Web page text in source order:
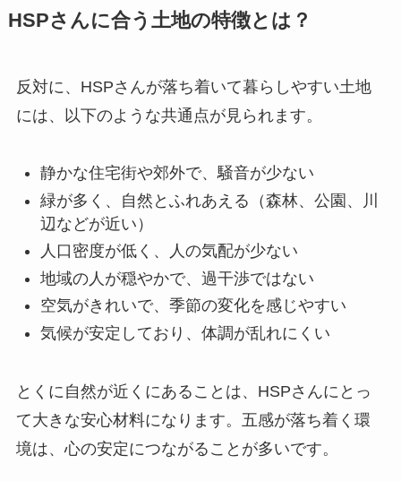
HSPさんに合う土地の特徴とは？
反対に、HSPさんが落ち着いて暮らしやすい土地
には、以下のような共通点が見られます。
静かな住宅街や郊外で、騒音が少ない
緑が多く、自然とふれあえる（森林、公園、川
辺などが近い）
人口密度が低く、人の気配が少ない
地域の人が穏やかで、過干渉ではない
空気がきれいで、季節の変化を感じやすい
気候が安定しており、体調が乱れにくい
とくに自然が近くにあることは、HSPさんにとっ
て大きな安心材料になります。五感が落ち着く環
境は、心の安定につながることが多いです。